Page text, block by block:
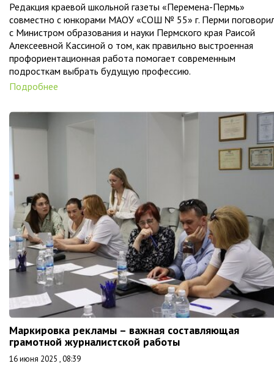
Редакция краевой школьной газеты «Перемена-Пермь»
совместно с юнкорами МАОУ «СОШ № 55» г. Перми
с Министром образования и науки Пермского края Раисой
Алексеевной Кассиной о том, как правильно выстроенная
профориентационная работа помогает современным
подросткам выбрать будущую профессию.
Подробнее
Маркировка рекламы – важная составляющая
грамотной журналистской работы
16 июня 2025 , 08:39